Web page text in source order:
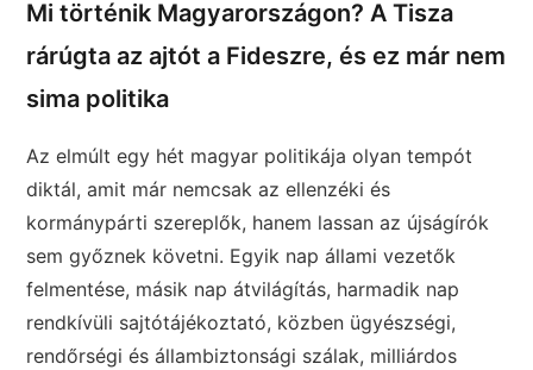
Mi történik Magyarországon? A Tisza
rárúgta az ajtót a Fideszre, és ez már nem
sima politika
Az elmúlt egy hét magyar politikája olyan tempót
diktál, amit már nemcsak az ellenzéki és
kormánypárti szereplők, hanem lassan az újságírók
sem győznek követni. Egyik nap állami vezetők
felmentése, másik nap átvilágítás, harmadik nap
rendkívüli sajtótájékoztató, közben ügyészségi,
rendőrségi és állambiztonsági szálak, milliárdos